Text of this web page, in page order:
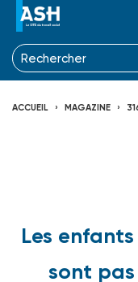
ACCUEIL MAGAZINE
Les
sont pas